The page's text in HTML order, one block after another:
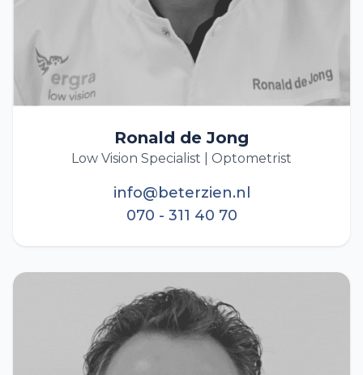
Ronald de Jong
Low Vision Specialist | Optometrist
info@beterzien.nl
070 - 311 40 70